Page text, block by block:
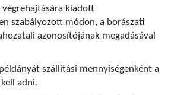
végrehajtására kiadott
szabályozott módon, a borászati
azonosítójának megadásával
szállítási mennyiségenként a
adni.